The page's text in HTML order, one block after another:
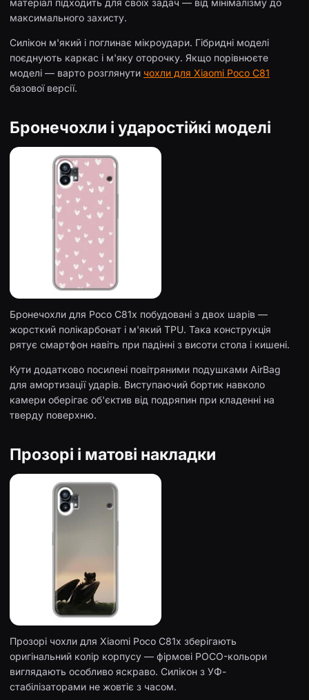
матеріал підходить для своїх задач — від мінімалізму до
максимального захисту.
Силікон м'який і поглинає мікроудари. Гібридні моделі
поєднують каркас і м'яку оторочку. Якщо порівнюєте
моделі — варто розглянути чохли для Xiaomi Poco C81
базової версії.
Бронечохли і ударостійкі моделі
Бронечохли для Poco C81x побудовані з двох шарів —
жорсткий полікарбонат і м'який TPU. Така конструкція
рятує смартфон навіть при падінні з висоти стола і кишені.
Кути додатково посилені повітряними подушками AirBag
для амортизації ударів. Виступаючий бортик навколо
камери оберігає об'єктив від подряпин при кладенні на
тверду поверхню.
Прозорі і матові накладки
Прозорі чохли для Xiaomi Poco C81x зберігають
оригінальний колір корпусу — фірмові POCO-кольори
виглядають особливо яскраво. Силікон з УФ-
стабілізаторами не жовтіє з часом.